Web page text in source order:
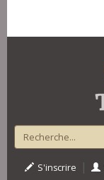
S'inscrire |